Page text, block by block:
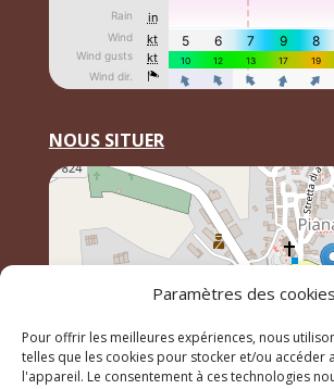
Paramètres des cookies
Pour offrir les meilleures expériences, nous
telles que les cookies pour stocker et/ou accéder
l'appareil. Le consentement à ces technologies
NOUS SITUER